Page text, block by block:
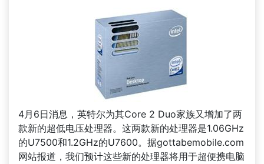
4月6日消息，英特尔为其Core 2 Duo家族又增加了两
款新的超低电压处理器。这两款新的处理器是1.06GHz
的U7500和1.2GHz的U7600。据gottabemobile.com
网站报道，我们预计这些新的处理器将用于超便携电脑